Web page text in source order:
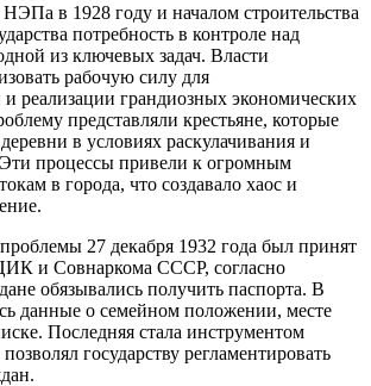
в 1928 году и началом строительства
потребность в контроле над
из ключевых задач. Власти
рабочую силу для
реализации грандиозных экономических
представляли крестьяне, которые
в условиях раскулачивания и
процессы привели к огромным
в города, что создавало хаос и
27 декабря 1932 года был принят
и Совнаркома СССР, согласно
обязывались получить паспорта. В
данные о семейном положении, месте
Последняя стала инструментом
государству регламентировать